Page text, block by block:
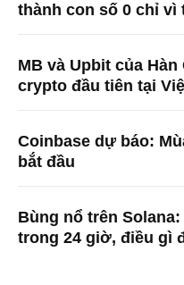
thành con số 0 chỉ vì
MB và Upbit của
crypto đầu tiên tại
Coinbase dự báo:
bắt đầu
Bùng nổ trên
trong 24 giờ, điều gì